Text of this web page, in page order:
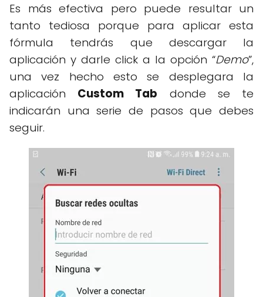
Es más efectiva pero puede resultar un
tanto tediosa porque para aplicar esta
fórmula tendrás que descargar la
aplicación y darle click a la opción “Demo”,
una vez hecho esto se desplegara la
aplicación Custom Tab donde se te
indicarán una serie de pasos que debes
seguir.